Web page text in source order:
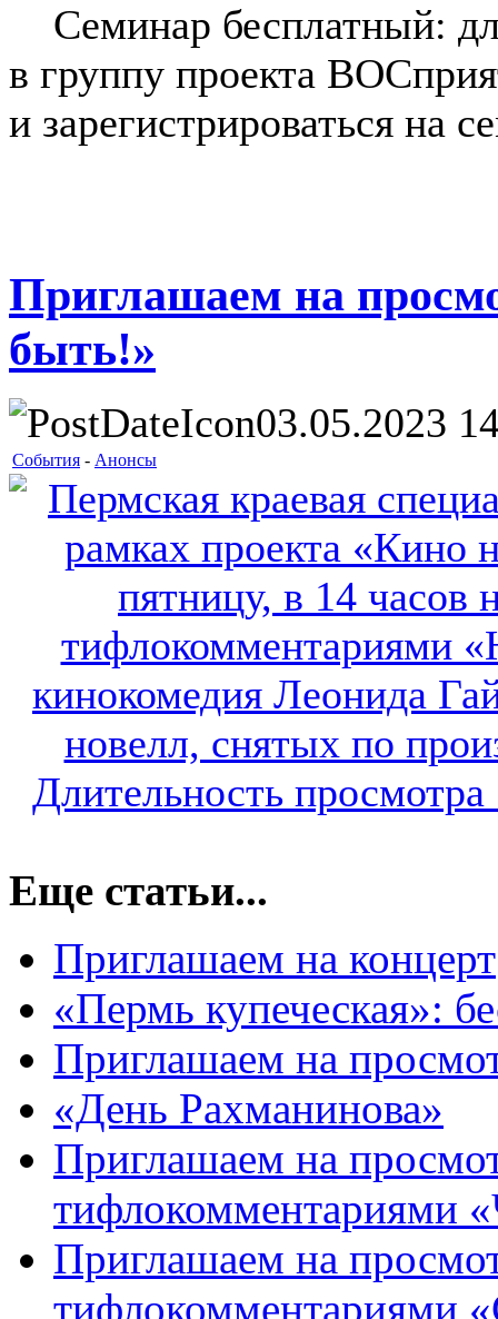
Семинар бесплатный:
в группу проекта
и зарегистрироваться на
Приглашаем на
быть!»
03.05.2023
События - Анонсы
Еще статьи...
Приглашаем на концерт
«Пермь купеческая»:
Приглашаем на
«День Рахманинова»
Приглашаем на
тифлокомментариями
Приглашаем на
тифлокомментариями